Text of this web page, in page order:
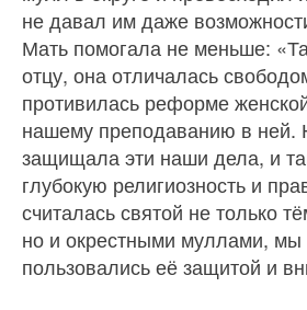
не давал им даже
Мать помогала не меньше:
отцу, она отличалась
противилась реформе
нашему преподаванию в ней.
защищала эти наши дела, и
глубокую религиозность и
считалась святой не только
но и окрестными муллами,
пользовались её защитой и